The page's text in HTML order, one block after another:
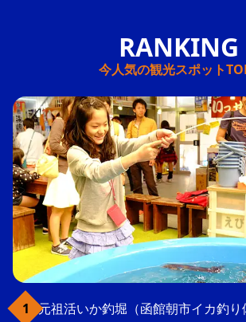
今人気の観光スポット
元祖活いか釣堀（函館朝市イカ釣り